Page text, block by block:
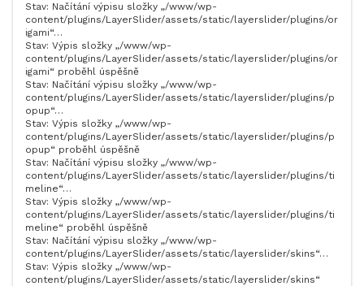
Stav: Načítání výpisu složky „/www/wp-
content/plugins/LayerSlider/assets/static/layerslider/plugins/or
igami“…
Stav: Výpis složky „/www/wp-
content/plugins/LayerSlider/assets/static/layerslider/plugins/or
igami“ proběhl úspěšně
Stav: Načítání výpisu složky „/www/wp-
content/plugins/LayerSlider/assets/static/layerslider/plugins/p
opup“…
Stav: Výpis složky „/www/wp-
content/plugins/LayerSlider/assets/static/layerslider/plugins/p
opup“ proběhl úspěšně
Stav: Načítání výpisu složky „/www/wp-
content/plugins/LayerSlider/assets/static/layerslider/plugins/ti
meline“…
Stav: Výpis složky „/www/wp-
content/plugins/LayerSlider/assets/static/layerslider/plugins/ti
meline“ proběhl úspěšně
Stav: Načítání výpisu složky „/www/wp-
content/plugins/LayerSlider/assets/static/layerslider/skins“…
Stav: Výpis složky „/www/wp-
content/plugins/LayerSlider/assets/static/layerslider/skins“